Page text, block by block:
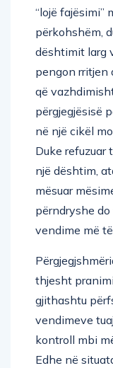
“lojë fajësimi”
përkohshëm,
dështimit larg
pengon rritjen
që
përgjegjësisë
në një cikël
Duke refuzuar
një dështim,
mësuar
përndryshe
vendime më
thjesht
gjithashtu
vendimeve
kontroll mbi
Edhe në